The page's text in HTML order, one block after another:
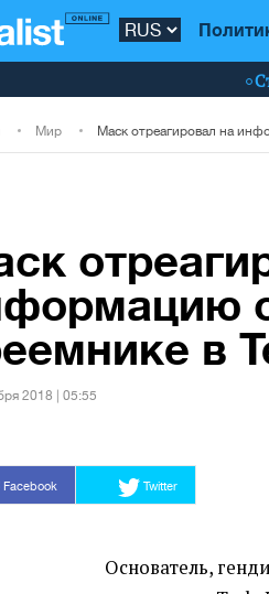
Мир
в
2018 | 05:55
Facebook Twitter
Основатель,